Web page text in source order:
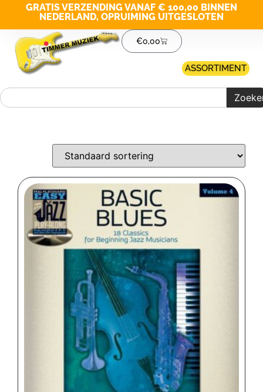
GRATIS VERZENDING VANAF € 100,00 BINNEN
NEDERLAND, OPRUIMING UITGESLOTEN
€0,00
ASSORTIMENT
Merk filter